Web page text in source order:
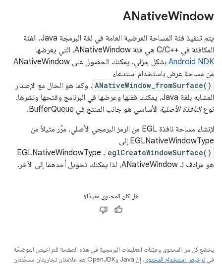
ANativeWindow
يتم تنفيذ فئة المساحة العرضية العامة في لغة البرمجة Java. الفئة
المكافئة في C/C++‎ هي فئة ANativeWindow، التي يعرضها
Android NDK
بشكل جزئي. يمكنك الحصول على ANativeWindow
من مساحة عرض باستخدام استدعاء
ANativeWindow_fromSurface() . وكما هو الحال مع الإصدار
المشابه بلغة Java، يمكنك قفلها وعرضها في البرنامج وفتحها ونشرها.
نوعالنافذة الأصلية الأساسي هو جانب المنتج في BufferQueue.
لإنشاء مساحة نافذة EGL من الرمز البرمجي الأصلي، مرِّر مثيلاً من
EGLNativeWindowType إلى
eglCreateWindowSurface()
. ‫EGLNativeWindowType
هو مرادف لـ ANativeWindow، لذا يمكنك تحويل أحدهما إلى الآخر.
هل كان المحتوى مفيدًا؟
يخضع كل من المحتوى وعيّنات التعليمات البرمجية في هذه الصفحة للتراخيص الموضحّة
فيترخيص استخدام المحتوى
. إنّ Java وOpenJDK هما علامتان تجاريتان مسجَّلتان